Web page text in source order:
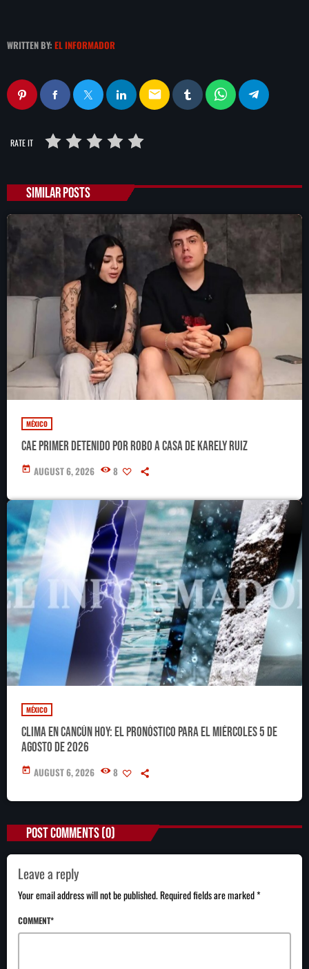
WRITTEN BY: EL INFORMADOR
email
RATE IT
SIMILAR POSTS
MÉXICO
Cae primer detenido por robo a casa de Karely Ruiz
today AUGUST 6, 2026 8
MÉXICO
Clima en Cancún hoy: el pronóstico para el miércoles 5 de
agosto de 2026
today AUGUST 6, 2026 8
POST COMMENTS (0)
Leave a reply
Your email address will not be published. Required fields are marked *
COMMENT*